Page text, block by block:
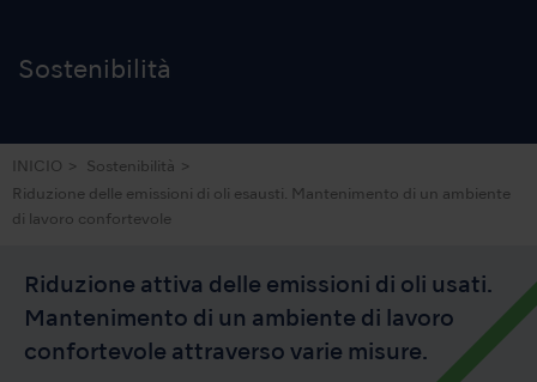
Sostenibilità
INICIO
Sostenibilità
Riduzione delle emissioni di oli esausti. Mantenimento di un ambiente
di lavoro confortevole
Riduzione attiva delle emissioni di oli usati.
Mantenimento di un ambiente di lavoro
confortevole attraverso varie misure.